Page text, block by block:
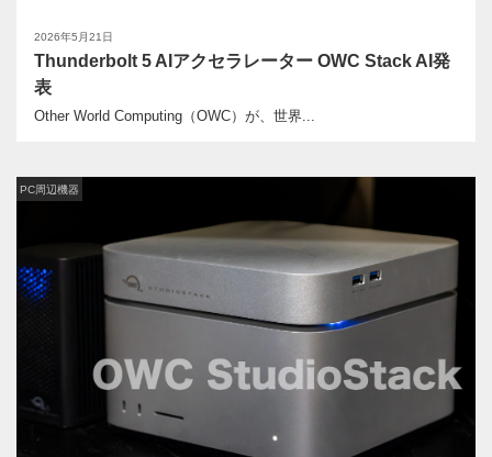
2026年5月21日
Thunderbolt 5 AIアクセラレーター OWC Stack AI発
表
Other World Computing（OWC）が、世界...
PC周辺機器